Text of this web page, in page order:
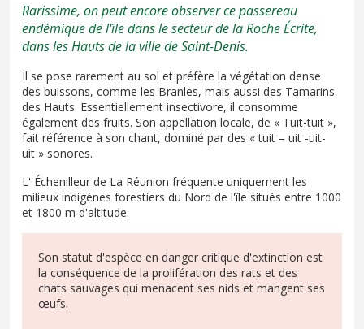
Rarissime, on peut encore observer ce passereau
endémique de l'île dans le secteur de la Roche Écrite,
dans les Hauts de la ville de Saint-Denis.
Il se pose rarement au sol et préfère la végétation dense
des buissons, comme les Branles, mais aussi des Tamarins
des Hauts. Essentiellement insectivore, il consomme
également des fruits. Son appellation locale, de « Tuit-tuit »,
fait référence à son chant, dominé par des « tuit – uit -uit-
uit » sonores.
L' Échenilleur de La Réunion fréquente uniquement les
milieux indigènes forestiers du Nord de l'île situés entre 1000
et 1800 m d'altitude.
Son statut d'espèce en danger critique d'extinction est
la conséquence de la prolifération des rats et des
chats sauvages qui menacent ses nids et mangent ses
œufs.